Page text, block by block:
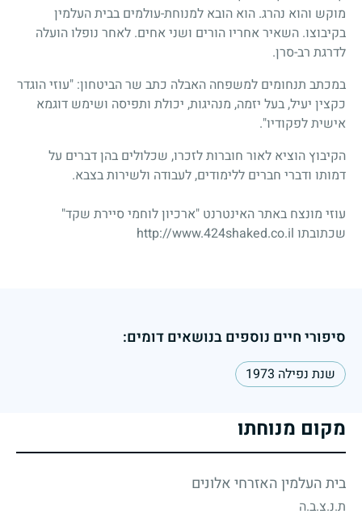
מוקש והוא נהרג. הוא הובא למנוחת-עולמים בבית העלמין
בקיבוצו. השאיר אחריו הורים ושני אחים. לאחר נופלו הועלה
לדרגת רב-סרן.
במכתב תנחומים למשפחה האבלה כתב שר הביטחון: "עוזי הוגדר
כקצין יעיל, בעל יזמה, מנהיגות, יכולת ותפיסה ושימש דוגמא
אישית לפקודיו".
הקיבוץ הוציא לאור חוברות לזכרו, שכלולים בהן דברים על
דמותו ודברי חברים ללימודים, לעבודה ולשירות בצבא.
עוזי מונצח באתר האינטרנט "ארכיון לוחמי סיירת שקד"
שכתובתו http://www.424shaked.co.il
סיפורי חיים נוספים בנושאים דומים:
שנת נפילה 1973
מקום מנוחתו
בית העלמין האזרחי אלונים
ת.נ.צ.ב.ה